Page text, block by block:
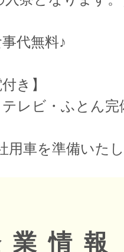
代無料♪
き】
レビ・ふとん完
用車を準備いた
業情報